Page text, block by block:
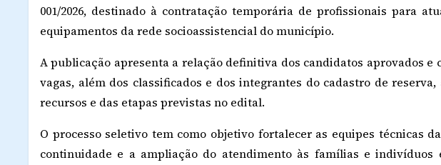
001/2026, destinado à contratação temporária de profissionais para
equipamentos da rede socioassistencial do município.
A publicação apresenta a relação definitiva dos candidatos aprovados e
vagas, além dos classificados e dos integrantes do cadastro de
recursos e das etapas previstas no edital.
O processo seletivo tem como objetivo fortalecer as equipes técnicas
continuidade e a ampliação do atendimento às famílias e indivíduos